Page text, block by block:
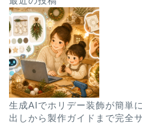
生成AIでホリデー装飾が簡単
出しから製作ガイドまで完全